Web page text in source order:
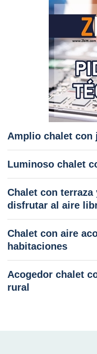
Amplio chalet
Luminoso chalet
Chalet con terraza
disfrutar al aire
Chalet con aire
habitaciones
Acogedor chalet
rural